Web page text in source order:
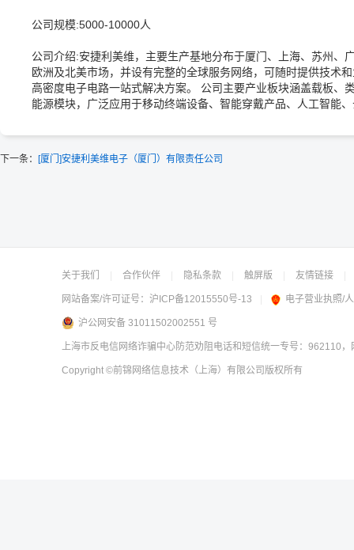
公司规模:5000-10000人
公司介绍:安捷利美维，主要生产基地分布于厦门、上海、苏州
欧洲及北美市场，并设有完整的全球服务网络，可随时提供技术
高密度电子电路一站式解决方案。 公司主要产业板块涵盖载板、
能源模块，广泛应用于移动终端设备、智能穿戴产品、人工智能
下一条： [厦门]安捷利美维电子（厦门）有限责任公司
关于我们 合作伙伴 隐私条款 触屏版 友情链接
网站备案/许可证号： 沪ICP备12015550号-13 电子营业执照/
沪公网安备 31011502002551 号
上海市反电信网络诈骗中心防范劝阻电话和短信统一专号：962110
Copyright ©前锦网络信息技术（上海）有限公司 版权所有